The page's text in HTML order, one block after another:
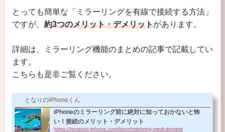
とっても簡単な「ミラーリングを有線で接続する方法」
ですが、 約3つのメリット・デメリットがあります。
詳細は、ミラーリング機能のまとめの記事で記載してい
ます。
こちらも是非ご覧ください。
となりのiPhoneくん
iPhoneのミラーリング前に絶対に知っておかないと怖
い！接続のメリット・デメリット
https://tonarino-iphone.com/benri/mirroring-merit-demerit